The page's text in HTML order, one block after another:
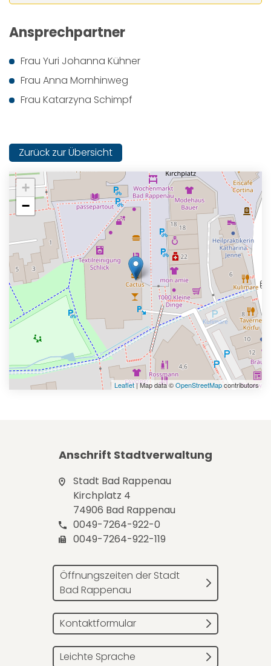
Ansprechpartner
Frau Yuri Johanna Kühner
Frau Anna Mornhinweg
Frau Katarzyna Schimpf
Zurück zur Übersicht
+
−
Leaflet| Map data ©OpenStreetMapcontributors
Anschrift Stadtverwaltung
Stadt Bad Rappenau
Kirchplatz 4
74906 Bad Rappenau
0049-7264-922-0
0049-7264-922-119
Öffnungszeiten der Stadt
Bad Rappenau
Kontaktformular
Leichte Sprache